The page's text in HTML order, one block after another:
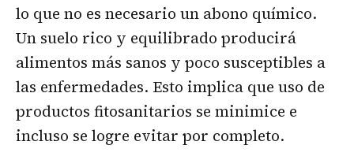
lo que no es necesario un abono químico.
Un suelo rico y equilibrado producirá
alimentos más sanos y poco susceptibles a
las enfermedades. Esto implica que uso de
productos fitosanitarios se minimice e
incluso se logre evitar por completo.